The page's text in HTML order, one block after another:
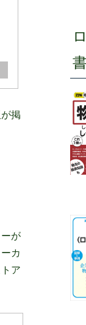
掲
が
カ
ア